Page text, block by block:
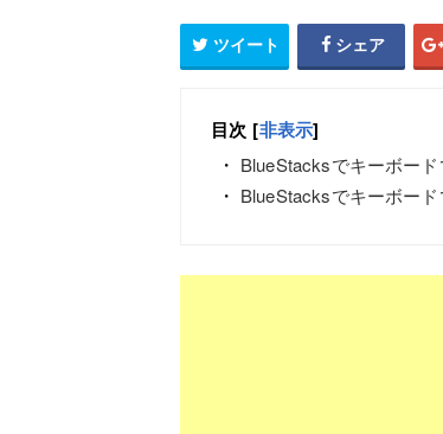
ツイート シェア
目次 [非表示]
BlueStacksでキーボー
BlueStacksでキーボー